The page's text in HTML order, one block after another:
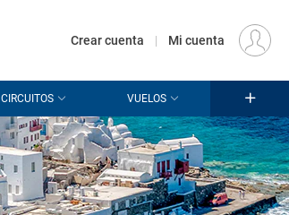
Crear cuenta | Mi cuenta
CIRCUITOS VUELOS